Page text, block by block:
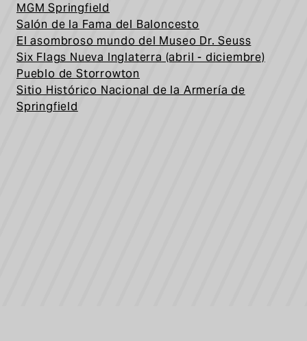
MGM Springfield
Salón de la Fama del Baloncesto
El asombroso mundo del Museo Dr. Seuss
Six Flags Nueva Inglaterra (abril - diciembre)
Pueblo de Storrowton
Sitio Histórico Nacional de la Armería de
Springfield